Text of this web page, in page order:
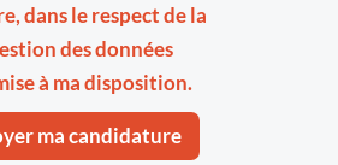
dans le respect de la
des données
à ma disposition.
ma candidature